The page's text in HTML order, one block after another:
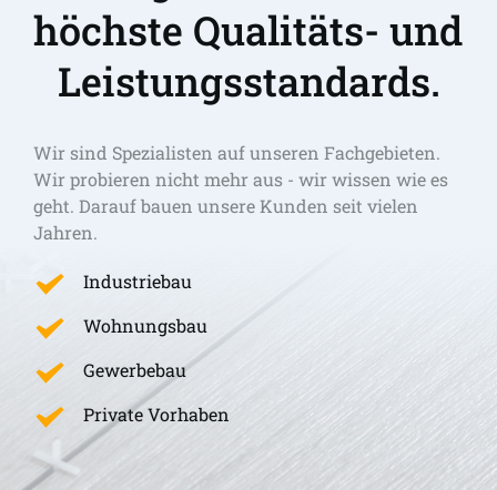
höchste Qualitäts- und
Leistungsstandards.
Wir sind Spezialisten auf unseren Fachgebieten.
Wir probieren nicht mehr aus - wir wissen wie es
geht. Darauf bauen unsere Kunden seit vielen
Jahren.
Industriebau
Wohnungsbau
Gewerbebau
Private Vorhaben